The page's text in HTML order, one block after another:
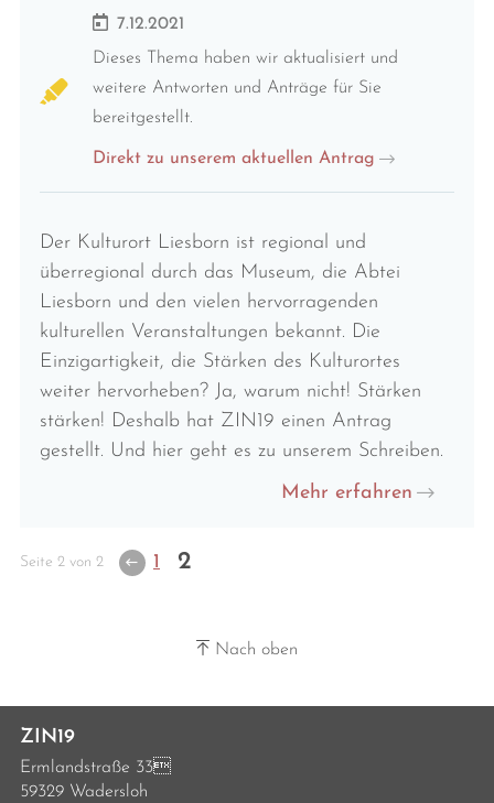
7.12.2021
Dieses Thema haben wir aktualisiert und
weitere Antworten und Anträge für Sie
bereitgestellt.
Direkt zu unserem aktuellen Antrag
Der Kulturort Liesborn ist regional und
überregional durch das Museum, die Abtei
Liesborn und den vielen hervorragenden
kulturellen Veranstaltungen bekannt. Die
Einzigartigkeit, die Stärken des Kulturortes
weiter hervorheben? Ja, warum nicht! Stärken
stärken! Deshalb hat ZIN19 einen Antrag
gestellt. Und hier geht es zu unserem Schreiben.
Mehr erfahren
Seite 2 von 2 1 2
Nach oben
ZIN19
Ermlandstraße 33
59329 Wadersloh